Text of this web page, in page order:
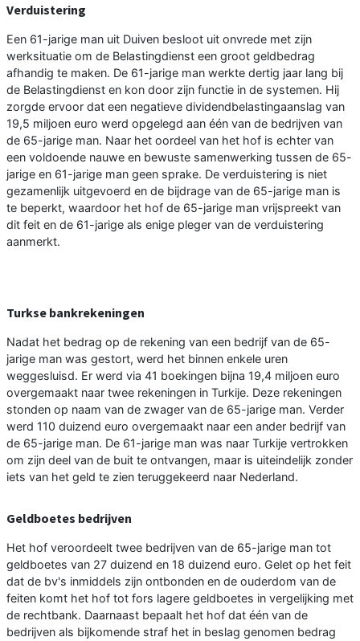
Verduistering
Een 61-jarige man uit Duiven besloot uit onvrede met zijn
werksituatie om de Belastingdienst een groot geldbedrag
afhandig te maken. De 61-jarige man werkte dertig jaar lang bij
de Belastingdienst en kon door zijn functie in de systemen. Hij
zorgde ervoor dat een negatieve dividendbelastingaanslag van
19,5 miljoen euro werd opgelegd aan één van de bedrijven van
de 65-jarige man. Naar het oordeel van het hof is echter van
een voldoende nauwe en bewuste samenwerking tussen de 65-
jarige en 61-jarige man geen sprake. De verduistering is niet
gezamenlijk uitgevoerd en de bijdrage van de 65-jarige man is
te beperkt, waardoor het hof de 65-jarige man vrijspreekt van
dit feit en de 61-jarige als enige pleger van de verduistering
aanmerkt.
Turkse bankrekeningen
Nadat het bedrag op de rekening van een bedrijf van de 65-
jarige man was gestort, werd het binnen enkele uren
weggesluisd. Er werd via 41 boekingen bijna 19,4 miljoen euro
overgemaakt naar twee rekeningen in Turkije. Deze rekeningen
stonden op naam van de zwager van de 65-jarige man. Verder
werd 110 duizend euro overgemaakt naar een ander bedrijf van
de 65-jarige man. De 61-jarige man was naar Turkije vertrokken
om zijn deel van de buit te ontvangen, maar is uiteindelijk zonder
iets van het geld te zien teruggekeerd naar Nederland.
Geldboetes bedrijven
Het hof veroordeelt twee bedrijven van de 65-jarige man tot
geldboetes van 27 duizend en 18 duizend euro. Gelet op het feit
dat de bv's inmiddels zijn ontbonden en de ouderdom van de
feiten komt het hof tot fors lagere geldboetes in vergelijking met
de rechtbank. Daarnaast bepaalt het hof dat één van de
bedrijven als bijkomende straf het in beslag genomen bedrag